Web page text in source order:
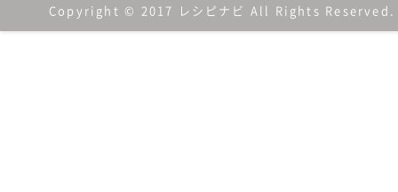
Copyright © 2017 レシピナビ All Rights Reserved.